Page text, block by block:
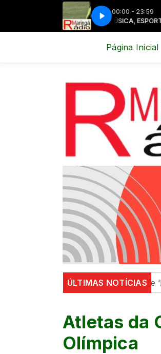
00:00 - 23:59
MÚSICA, ESPORTE E
Página Inicial
ÚLTIMAS NOTÍCIAS
Em Maringá, ações de
Atletas da
Olímpica